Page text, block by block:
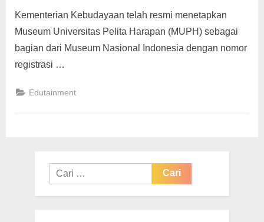
Kementerian Kebudayaan telah resmi menetapkan
Museum Universitas Pelita Harapan (MUPH) sebagai
bagian dari Museum Nasional Indonesia dengan nomor
registrasi …
Edutainment
Cari
untuk: